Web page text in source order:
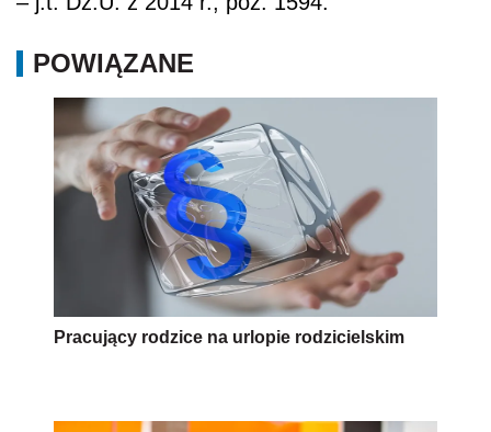
POWIĄZANE
Pracujący rodzice na urlopie rodzicielskim